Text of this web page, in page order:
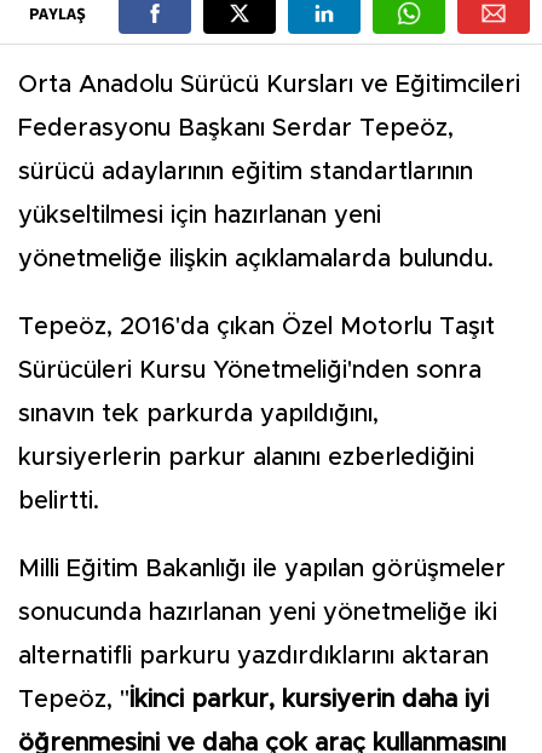
PAYLAŞ
Orta Anadolu Sürücü Kursları ve Eğitimcileri
Federasyonu Başkanı Serdar Tepeöz,
sürücü adaylarının eğitim standartlarının
yükseltilmesi için hazırlanan yeni
yönetmeliğe ilişkin açıklamalarda bulundu.
Tepeöz, 2016'da çıkan Özel Motorlu Taşıt
Sürücüleri Kursu Yönetmeliği'nden sonra
sınavın tek parkurda yapıldığını,
kursiyerlerin parkur alanını ezberlediğini
belirtti.
Milli Eğitim Bakanlığı ile yapılan görüşmeler
sonucunda hazırlanan yeni yönetmeliğe iki
alternatifli parkuru yazdırdıklarını aktaran
Tepeöz, " İkinci parkur, kursiyerin daha iyi
öğrenmesini ve daha çok araç kullanmasını